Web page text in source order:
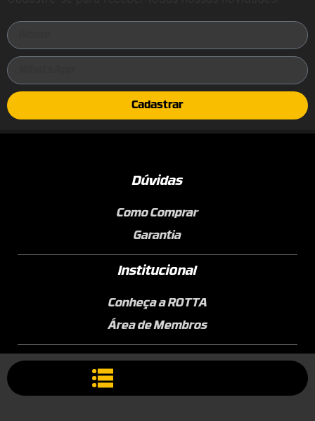
Cadastrar
Dúvidas
Como Comprar
Garantia
Institucional
Conheça a ROTTA
Área de Membros
Sobre a Empresa
Seja uma Assistência Técnica